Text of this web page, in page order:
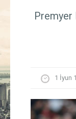
Premyer
1 İyun